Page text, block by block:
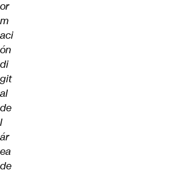
or
m
aci
ón
di
git
al
de
l
ár
ea
de